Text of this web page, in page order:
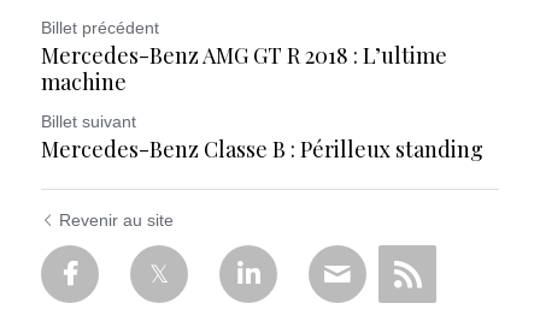
Billet précédent
Mercedes-Benz AMG GT R 2018 : L’ultime
machine
Billet suivant
Mercedes-Benz Classe B : Périlleux standing
Revenir au site